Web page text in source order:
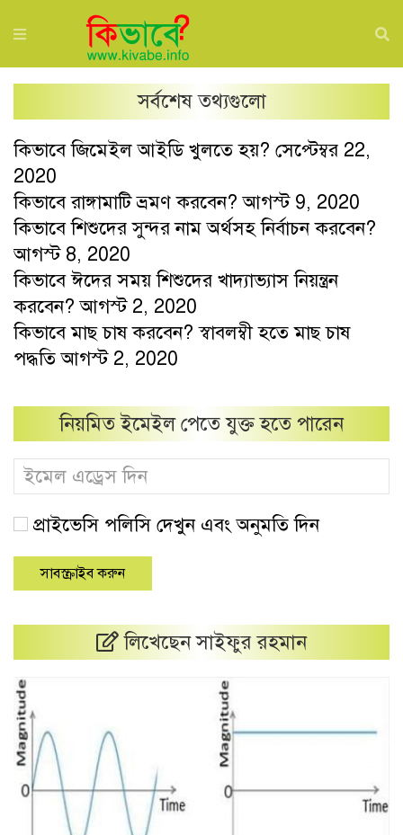
সর্বশেষ তথ্যগুলো
কিভাবে জিমেইল আইডি খুলতে হয়? সেপ্টেম্বর 22,
2020
কিভাবে রাঙ্গামাটি ভ্রমণ করবেন? আগস্ট 9, 2020
কিভাবে শিশুদের সুন্দর নাম অর্থসহ নির্বাচন করবেন?
আগস্ট 8, 2020
কিভাবে ঈদের সময় শিশুদের খাদ্যাভ্যাস নিয়ন্ত্রন
করবেন? আগস্ট 2, 2020
কিভাবে মাছ চাষ করবেন? স্বাবলম্বী হতে মাছ চাষ
পদ্ধতি আগস্ট 2, 2020
নিয়মিত ইমেইল পেতে যুক্ত হতে পারেন
প্রাইভেসি পলিসি দেখুন এবং অনুমতি দিন
লিখেছেন সাইফুর রহমান